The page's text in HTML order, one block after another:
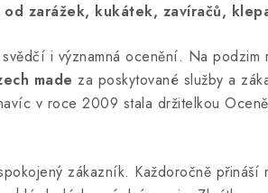
zarážek, kukátek, zavíračů,
i významná ocenění. Na
made za poskytované služby a
v roce 2009 stala držitelkou
zákazník. Každoročně přináší